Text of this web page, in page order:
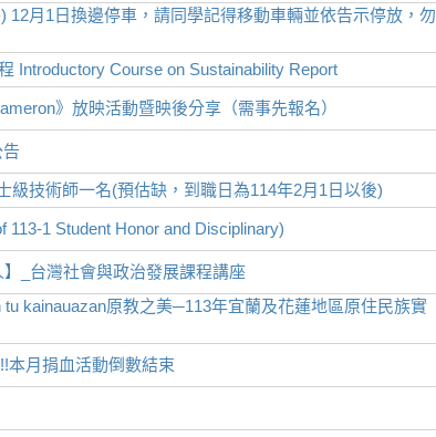
12月1日換邊停車，請同學記得移動車輛並依告示停放，勿
Introductory Course on Sustainability Report
》放映活動暨映後分享（需事先報名）
級技術師一名(預估缺，到職日為114年2月1日以後)
1 Student Honor and Disciplinary)
_台灣社會與政治發展課程講座
kainauazan原教之美─113年宜蘭及花蓮地區原住民族實
本月捐血活動倒數結束